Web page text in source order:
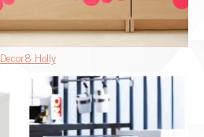
Decor8 Holly